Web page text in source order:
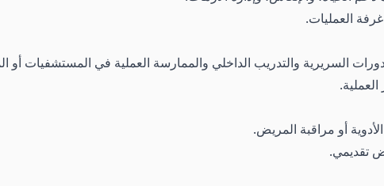
العمليات.
السريرية والتدريب الداخلي والممارسة العملية في المستشفيات أو
أو مراقبة المريض.
تقديمي.